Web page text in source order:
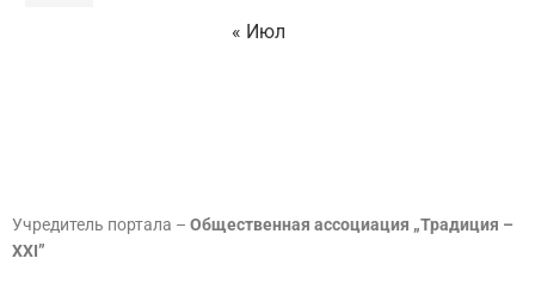
« Июл
Учредитель портала – Общественная ассоциация „Традиция –
XXI”